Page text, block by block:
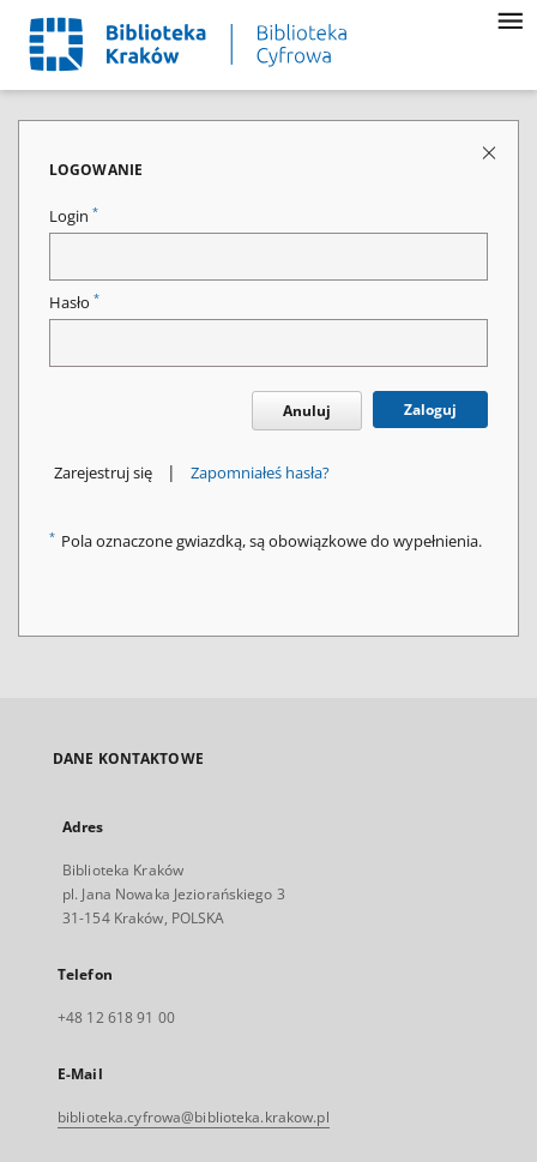
LOGOWANIE
Login *
Hasło *
Anuluj Zaloguj
Zarejestruj się | Zapomniałeś hasła?
* Pola oznaczone gwiazdką, są obowiązkowe do wypełnienia.
DANE KONTAKTOWE
Adres
Biblioteka Kraków
pl. Jana Nowaka Jeziorańskiego 3
31-154 Kraków, POLSKA
Telefon
+48 12 618 91 00
E-Mail
biblioteka.cyfrowa@biblioteka.krakow.pl